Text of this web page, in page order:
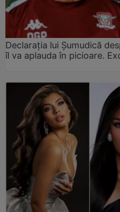
Declarația lui Șumudică
îl va aplauda în picioare.